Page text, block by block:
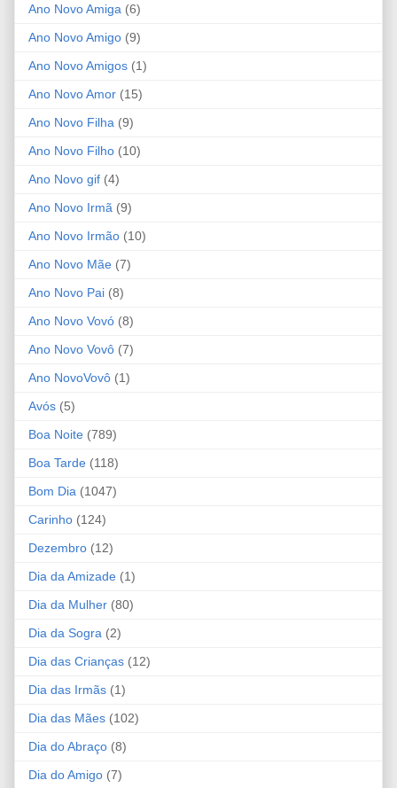
Ano Novo Amiga (6)
Ano Novo Amigo (9)
Ano Novo Amigos (1)
Ano Novo Amor (15)
Ano Novo Filha (9)
Ano Novo Filho (10)
Ano Novo gif (4)
Ano Novo Irmã (9)
Ano Novo Irmão (10)
Ano Novo Mãe (7)
Ano Novo Pai (8)
Ano Novo Vovó (8)
Ano Novo Vovô (7)
Ano NovoVovô (1)
Avós (5)
Boa Noite (789)
Boa Tarde (118)
Bom Dia (1047)
Carinho (124)
Dezembro (12)
Dia da Amizade (1)
Dia da Mulher (80)
Dia da Sogra (2)
Dia das Crianças (12)
Dia das Irmãs (1)
Dia das Mães (102)
Dia do Abraço (8)
Dia do Amigo (7)